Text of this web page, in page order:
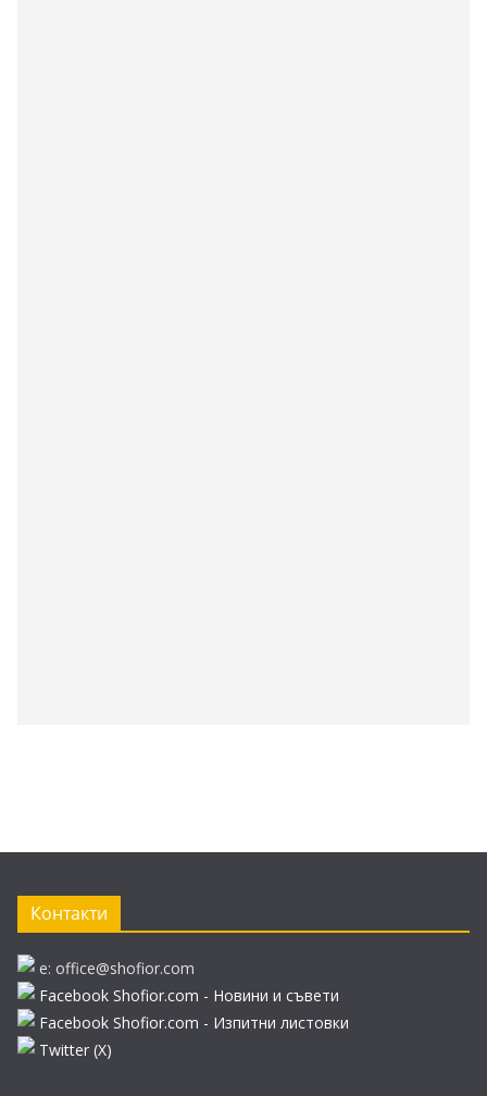
Контакти
e: office@shofior.com
Facebook Shofior.com - Новини и съвети
Facebook Shofior.com - Изпитни листовки
Twitter (Х)